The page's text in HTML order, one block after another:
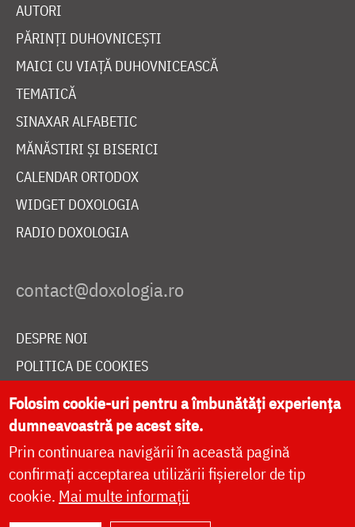
AUTORI
PĂRINȚI DUHOVNICEȘTI
MAICI CU VIAȚĂ DUHOVNICEASCĂ
TEMATICĂ
SINAXAR ALFABETIC
MĂNĂSTIRI ȘI BISERICI
CALENDAR ORTODOX
WIDGET DOXOLOGIA
RADIO DOXOLOGIA
DESPRE NOI
POLITICA DE COOKIES
DONEAZĂ ONLINE PENTRU CATEDRALA NAȚIONALĂ
LIVE
Folosim cookie-uri pentru a îmbunătăți experiența
dumneavoastră pe acest site.
Prin continuarea navigării în această pagină
confirmați acceptarea utilizării fișierelor de tip
cookie. Mai multe informații